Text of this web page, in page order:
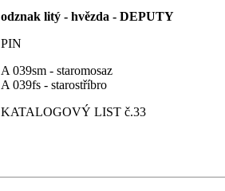
odznak litý - hvězda - DEPUTY
PIN
A 039sm - staromosaz
A 039fs - starostříbro
KATALOGOVÝ LIST č.33